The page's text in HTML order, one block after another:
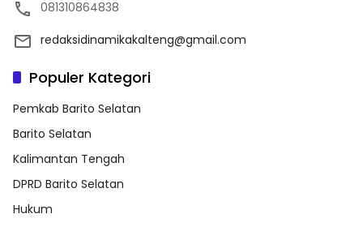
081310864838
redaksidinamikakalteng@gmail.com
Populer Kategori
Pemkab Barito Selatan
Barito Selatan
Kalimantan Tengah
DPRD Barito Selatan
Hukum